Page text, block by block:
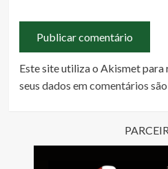
Este site utiliza o Akismet para
seus dados em comentários